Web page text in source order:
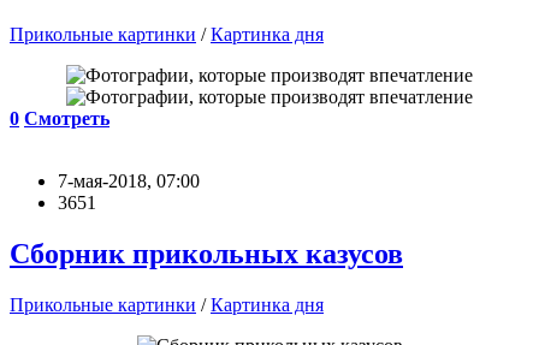
Прикольные картинки /Картинка дня
0 Смотреть
7-мая-2018, 07:00
3651
Сборник прикольных казусов
Прикольные картинки /Картинка дня